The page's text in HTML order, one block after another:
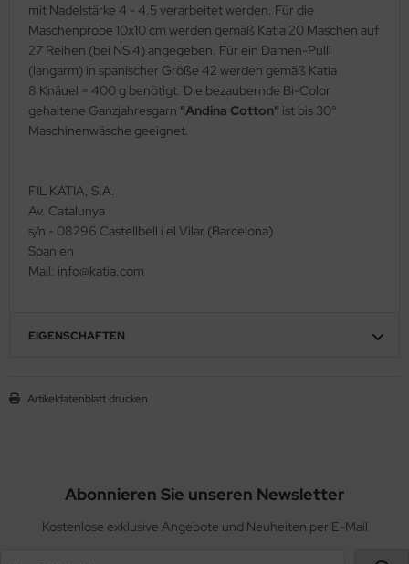
mit Nadelstärke 4 - 4.5 verarbeitet werden. Für die
Maschenprobe 10x10 cm werden gemäß Katia 20 Maschen auf
27 Reihen (bei NS 4) angegeben. Für ein Damen-Pulli
(langarm) in spanischer Größe 42 werden gemäß Katia
8 Knäuel = 400 g benötigt. Die bezaubernde Bi-Color
gehaltene Ganzjahresgarn "Andina Cotton" ist bis 30°
Maschinenwäsche geeignet.
FIL KATIA, S.A.
Av. Catalunya
s/n - 08296 Castellbell i el Vilar (Barcelona)
Spanien
Mail: info@katia.com
EIGENSCHAFTEN
Artikeldatenblatt drucken
Abonnieren Sie unseren Newsletter
Kostenlose exklusive Angebote und Neuheiten per E-Mail